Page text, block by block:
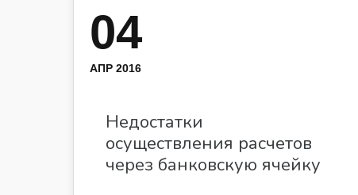
04
АПР 2016
Недостатки
осуществления расчетов
через банковскую ячейку